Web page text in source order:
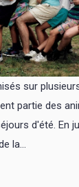
sur
partie des
d'été. En
la...